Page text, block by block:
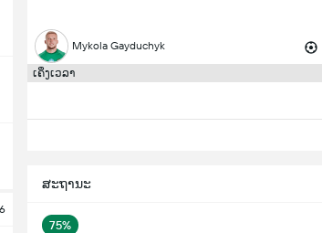
Mykola Gayduchyk
ເຄິ່ງເວລາ
ສະຖານະ
75%